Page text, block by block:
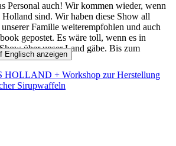
Personal auch! Wir kommen wieder, wenn
sind. Wir haben diese Show all
Familie weiterempfohlen und auch
gepostet. Es wäre toll, wenn es in
über unser Land gäbe. Bis zum
Englisch anzeigen
HOLLAND + Workshop zur Herstellung
Sirupwaffeln